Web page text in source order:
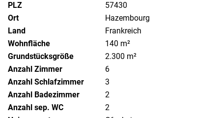
PLZ
57430
Ort
Hazembourg
Land
Frankreich
Wohnfläche
140 m²
Grundstücksgröße
2.300 m²
Anzahl Zimmer
6
Anzahl Schlafzimmer
3
Anzahl Badezimmer
2
Anzahl sep. WC
2